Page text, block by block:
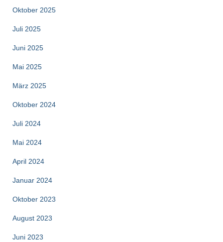
Oktober 2025
Juli 2025
Juni 2025
Mai 2025
März 2025
Oktober 2024
Juli 2024
Mai 2024
April 2024
Januar 2024
Oktober 2023
August 2023
Juni 2023